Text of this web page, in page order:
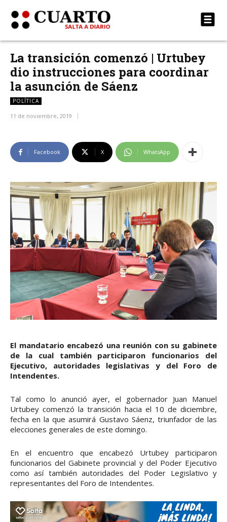
La transición comenzó | Urtubey
dio instrucciones para coordinar
la asunción de Sáenz
POLÍTICA
11 de noviembre, 2019
Facebook X WhatsApp
El mandatario encabezó una reunión con su gabinete
de la cual también participaron funcionarios del
Ejecutivo, autoridades legislativas y del Foro de
Intendentes.
Tal como lo anunció ayer, el gobernador Juan Manuel
Urtubey comenzó la transición hacia el 10 de diciembre,
fecha en la que asumirá Gustavo Sáenz, triunfador de las
elecciones generales de este domingo.
En el encuentro que encabezó Urtubey participaron
funcionarios del Gabinete provincial y del Poder Ejecutivo
como así también autoridades del Poder Legislativo y
representantes del Foro de Intendentes.